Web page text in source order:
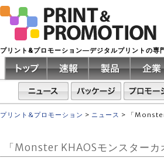
プリント&プロモーション―デジタルプリントの
プリント&プロモーション > ニュース > 「
「Monster KHAOSモンスター